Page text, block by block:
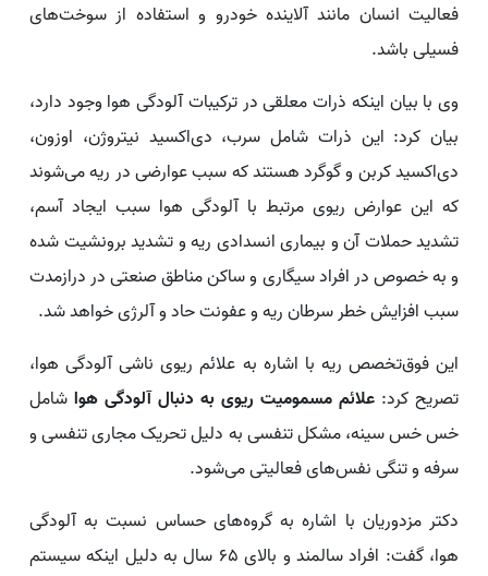
فعالیت انسان مانند آلاینده خودرو و استفاده از سوخت‌های
فسیلی باشد.
وی با بیان اینکه ذرات معلقی در ترکیبات آلودگی هوا وجود دارد،
بیان کرد: این ذرات شامل سرب، دی‌اکسید نیتروژن، اوزون،
دی‌اکسید کربن و گوگرد هستند که سبب عوارضی در ریه می‌شوند
که این عوارض ریوی مرتبط با آلودگی هوا سبب ایجاد آسم،
تشدید حملات آن و بیماری انسدادی ریه و تشدید برونشیت شده
و به خصوص در افراد سیگاری و ساکن مناطق صنعتی در درازمدت
سبب افزایش خطر سرطان ریه و عفونت حاد و آلرژی خواهد شد.
این فوق‌تخصص ریه با اشاره به علائم ریوی ناشی آلودگی هوا،
تصریح کرد: علائم مسمومیت ریوی به دنبال آلودگی هوا شامل
خس خس سینه، مشکل تنفسی به دلیل تحریک مجاری تنفسی و
سرفه و تنگی نفس‌های فعالیتی می‌شود.
دکتر مزدوریان با اشاره به گروه‌های حساس نسبت به آلودگی
هوا، گفت: افراد سالمند و بالای ۶۵ سال به دلیل اینکه سیستم